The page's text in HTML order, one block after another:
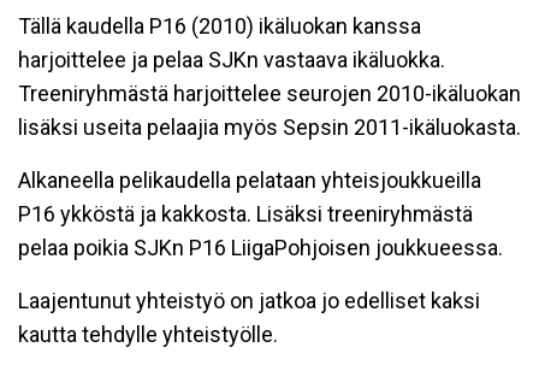
Tällä kaudella P16 (2010) ikäluokan kanssa
harjoittelee ja pelaa SJKn vastaava ikäluokka.
Treeniryhmästä harjoittelee seurojen 2010-ikäluokan
lisäksi useita pelaajia myös Sepsin 2011-ikäluokasta.
Alkaneella pelikaudella pelataan yhteisjoukkueilla
P16 ykköstä ja kakkosta. Lisäksi treeniryhmästä
pelaa poikia SJKn P16 LiigaPohjoisen joukkueessa.
Laajentunut yhteistyö on jatkoa jo edelliset kaksi
kautta tehdylle yhteistyölle.